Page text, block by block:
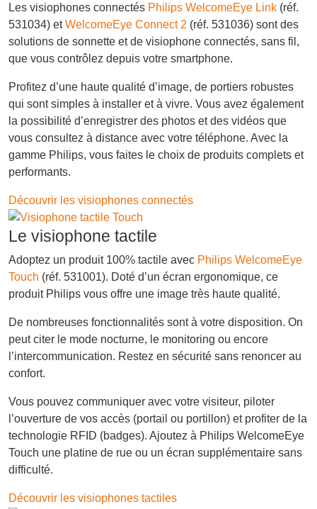
Les visiophones connectés Philips WelcomeEye Link (réf.
531034) etWelcomeEye Connect 2 (réf. 531036) sont des
solutions de sonnette et de visiophone connectés, sans fil,
que vous contrôlez depuis votre smartphone.
Profitez d’une haute qualité d’image, de portiers robustes
qui sont simples à installer et à vivre. Vous avez également
la possibilité d’enregistrer des photos et des vidéos que
vous consultez à distance avec votre téléphone. Avec la
gamme Philips, vous faites le choix de produits complets et
performants.
Découvrir les visiophones connectés
Le visiophone tactile
Adoptez un produit 100% tactile avec Philips WelcomeEye
Touch (réf. 531001). Doté d’un écran ergonomique, ce
produit Philips vous offre une image très haute qualité.
De nombreuses fonctionnalités sont à votre disposition. On
peut citer le mode nocturne, le monitoring ou encore
l’intercommunication. Restez en sécurité sans renoncer au
confort.
Vous pouvez communiquer avec votre visiteur, piloter
l’ouverture de vos accès (portail ou portillon) et profiter de la
technologie RFID (badges). Ajoutez à Philips WelcomeEye
Touch une platine de rue ou un écran supplémentaire sans
difficulté.
Découvrir les visiophones tactiles